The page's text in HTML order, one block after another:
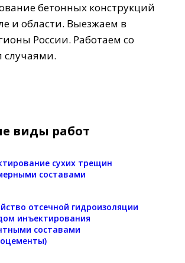
бетонных конструкций
и области. Выезжаем в
России. Работаем со
виды работ
сухих трещин
составами
отсечной гидроизоляции
инъектирования
составами